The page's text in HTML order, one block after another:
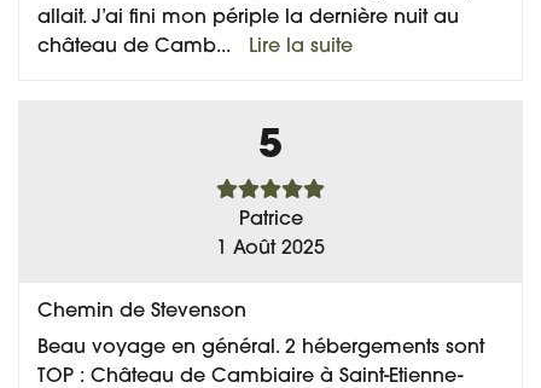
allait. J’ai fini mon périple la dernière nuit au
château de Camb... Lire la suite
5
Patrice
1 Août 2025
Chemin de Stevenson
Beau voyage en général. 2 hébergements sont
TOP : Château de Cambiaire à Saint-Etienne-